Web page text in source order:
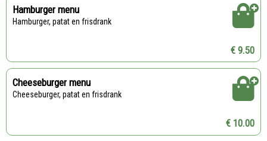
Hamburger menu
Hamburger, patat en frisdrank
€ 9.50
Cheeseburger menu
Cheeseburger, patat en frisdrank
€ 10.00